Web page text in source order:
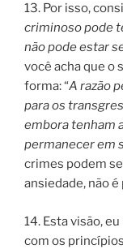
13. Por isso,
criminoso pode
não pode estar
você acha que o
forma: “A razão
para os
embora tenham
permanecer em
crimes podem
ansiedade, não
14. Esta visão,
com os